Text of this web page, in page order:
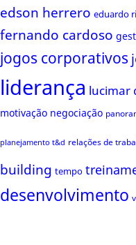
edson herrero eduardo
fernando cardoso
jogos corporativos
liderança lucimar
motivação negociação
planejamento t&d relações de
building tempo
desenvolvimento